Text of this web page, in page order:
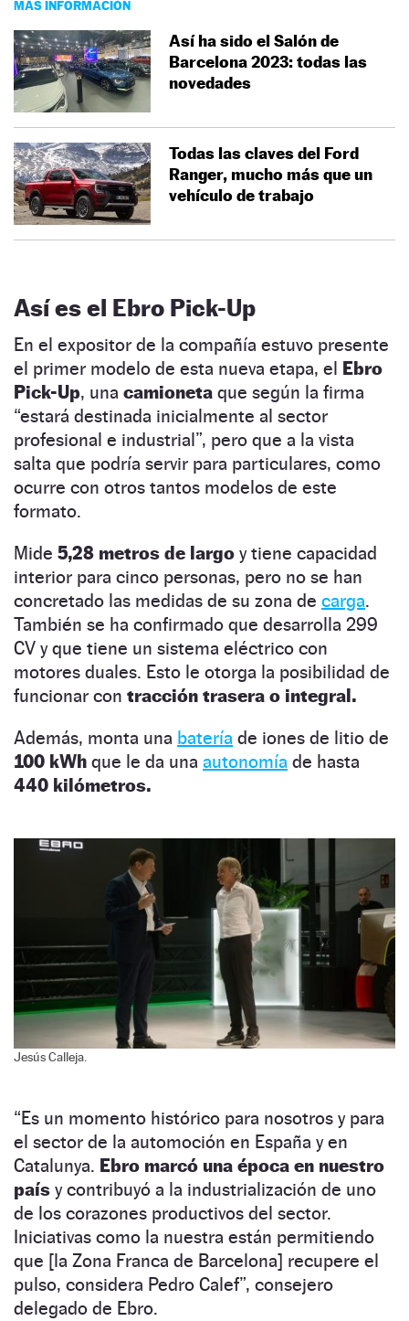
MÁS INFORMACIÓN
Así ha sido el Salón de
Barcelona 2023: todas las
novedades
Todas las claves del Ford
Ranger, mucho más que un
vehículo de trabajo
Así es el Ebro Pick-Up
En el expositor de la compañía estuvo presente
el primer modelo de esta nueva etapa, el Ebro
Pick-Up, una camioneta que según la firma
“estará destinada inicialmente al sector
profesional e industrial”, pero que a la vista
salta que podría servir para particulares, como
ocurre con otros tantos modelos de este
formato.
Mide 5,28 metros de largo y tiene capacidad
interior para cinco personas, pero no se han
concretado las medidas de su zona de carga.
También se ha confirmado que desarrolla 299
CV y que tiene un sistema eléctrico con
motores duales. Esto le otorga la posibilidad de
funcionar con tracción trasera o integral.
Además, monta una batería de iones de litio de
100 kWh que le da una autonomía de hasta
440 kilómetros.
Jesús Calleja.
“Es un momento histórico para nosotros y para
el sector de la automoción en España y en
Catalunya. Ebro marcó una época en nuestro
país y contribuyó a la industrialización de uno
de los corazones productivos del sector.
Iniciativas como la nuestra están permitiendo
que [la Zona Franca de Barcelona] recupere el
pulso, considera Pedro Calef”, consejero
delegado de Ebro.